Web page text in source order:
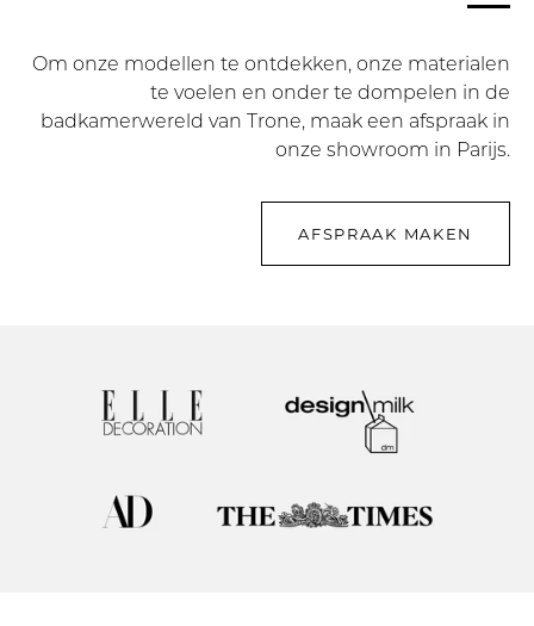
Om onze modellen te ontdekken, onze materialen
te voelen en onder te dompelen in de
badkamerwereld van Trone, maak een afspraak in
onze showroom in Parijs.
AFSPRAAK MAKEN